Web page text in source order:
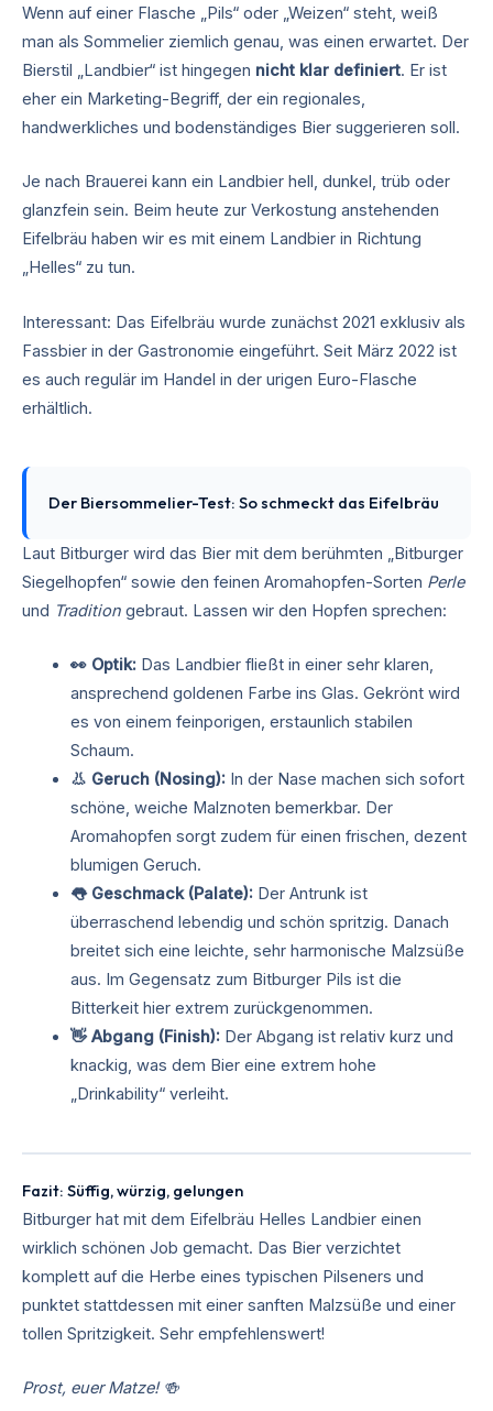
Wenn auf einer Flasche „Pils“ oder „Weizen“ steht, weiß
man als Sommelier ziemlich genau, was einen erwartet. Der
Bierstil „Landbier“ ist hingegen nicht klar definiert. Er ist
eher ein Marketing-Begriff, der ein regionales,
handwerkliches und bodenständiges Bier suggerieren soll.
Je nach Brauerei kann ein Landbier hell, dunkel, trüb oder
glanzfein sein. Beim heute zur Verkostung anstehenden
Eifelbräu haben wir es mit einem Landbier in Richtung
„Helles“ zu tun.
Interessant: Das Eifelbräu wurde zunächst 2021 exklusiv als
Fassbier in der Gastronomie eingeführt. Seit März 2022 ist
es auch regulär im Handel in der urigen Euro-Flasche
erhältlich.
Der Biersommelier-Test: So schmeckt das Eifelbräu
Laut Bitburger wird das Bier mit dem berühmten „Bitburger
Siegelhopfen“ sowie den feinen Aromahopfen-Sorten Perle
und Tradition gebraut. Lassen wir den Hopfen sprechen:
👀 Optik:Das Landbier fließt in einer sehr klaren,
ansprechend goldenen Farbe ins Glas. Gekrönt wird
es von einem feinporigen, erstaunlich stabilen
Schaum.
👃 Geruch (Nosing):In der Nase machen sich sofort
schöne, weiche Malznoten bemerkbar. Der
Aromahopfen sorgt zudem für einen frischen, dezent
blumigen Geruch.
👅 Geschmack (Palate):Der Antrunk ist
überraschend lebendig und schön spritzig. Danach
breitet sich eine leichte, sehr harmonische Malzsüße
aus. Im Gegensatz zum Bitburger Pils ist die
Bitterkeit hier extrem zurückgenommen.
👋 Abgang (Finish):Der Abgang ist relativ kurz und
knackig, was dem Bier eine extrem hohe
„Drinkability“ verleiht.
Fazit: Süffig, würzig, gelungen
Bitburger hat mit dem Eifelbräu Helles Landbier einen
wirklich schönen Job gemacht. Das Bier verzichtet
komplett auf die Herbe eines typischen Pilseners und
punktet stattdessen mit einer sanften Malzsüße und einer
tollen Spritzigkeit. Sehr empfehlenswert!
Prost, euer Matze! 🍻